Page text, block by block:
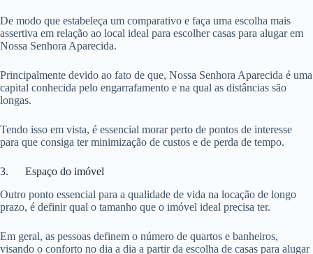
De modo que estabeleça um comparativo e faça uma escolha mais
assertiva em relação ao local ideal para escolher casas para alugar em
Nossa Senhora Aparecida.
Principalmente devido ao fato de que, Nossa Senhora Aparecida é uma
capital conhecida pelo engarrafamento e na qual as distâncias são
longas.
Tendo isso em vista, é essencial morar perto de pontos de interesse
para que consiga ter minimização de custos e de perda de tempo.
3. Espaço do imóvel
Outro ponto essencial para a qualidade de vida na locação de longo
prazo, é definir qual o tamanho que o imóvel ideal precisa ter.
Em geral, as pessoas definem o número de quartos e banheiros,
visando o conforto no dia a dia a partir da escolha de casas para alugar